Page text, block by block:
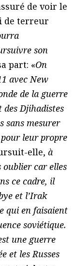
de voir le
de terreur
son
part: «On
avec New
de la guerre
Djihadistes
sans mesurer
leur propre
elle, à
oublier car elles
ce cadre, il
et l’Irak
qui en faisaient
soviétique.
une guerre
et les Russes